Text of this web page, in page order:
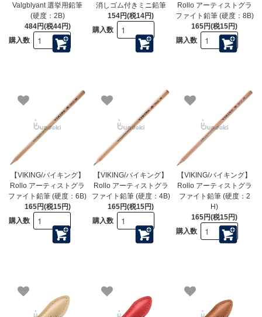
Valgblyant 選挙用鉛筆
(硬度：2B)
484円(税44円)
購入数
消しゴム付きミニ鉛筆
154円(税14円)
購入数
Rollo アーティストグラ
ファイト鉛筆 (硬度：8B)
165円(税15円)
購入数
【VIKING/バイキング】
Rollo アーティストグラ
ファイト鉛筆 (硬度：6B)
165円(税15円)
購入数
【VIKING/バイキング】
Rollo アーティストグラ
ファイト鉛筆 (硬度：4B)
165円(税15円)
購入数
【VIKING/バイキング】
Rollo アーティストグラ
ファイト鉛筆 (硬度：2
H)
165円(税15円)
購入数